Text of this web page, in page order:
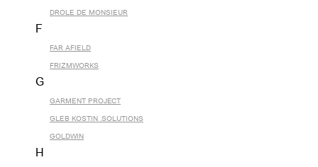
DROLE DE MONSIEUR
F
FAR AFIELD
FRIZMWORKS
G
GARMENT PROJECT
GLEB KOSTIN .SOLUTIONS
GOLDWIN
H